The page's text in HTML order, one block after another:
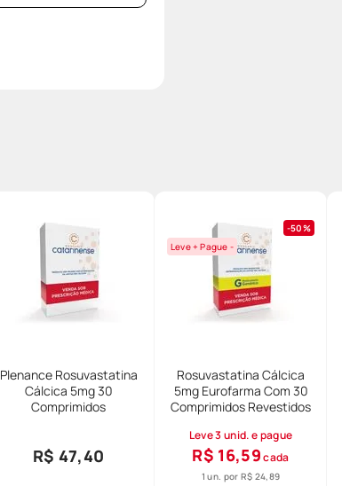
Plenance Rosuvastatina
Cálcica 5mg 30
Comprimidos
R$ 47,40
Leve + Pague -
50%
Rosuvastatina Cálcica
5mg Eurofarma Com 30
Comprimidos Revestidos
Leve 3 unid. e pague
R$ 16,59cada
1 un. por R$ 24,89